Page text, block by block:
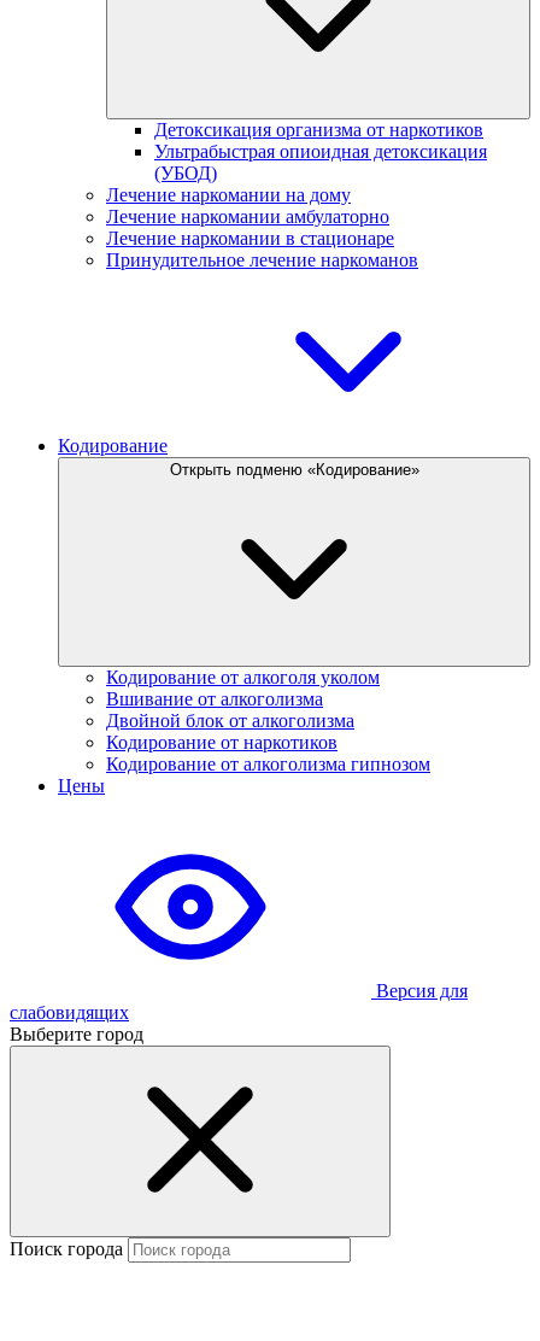
Детоксикация организма от наркотиков
Ультрабыстрая опиоидная детоксикация
(УБОД)
Лечение наркомании на дому
Лечение наркомании амбулаторно
Лечение наркомании в стационаре
Принудительное лечение наркоманов
Кодирование
Открыть подменю «Кодирование»
Кодирование от алкоголя уколом
Вшивание от алкоголизма
Двойной блок от алкоголизма
Кодирование от наркотиков
Кодирование от алкоголизма гипнозом
Цены
Версия для
слабовидящих
Выберите город
Поиск города